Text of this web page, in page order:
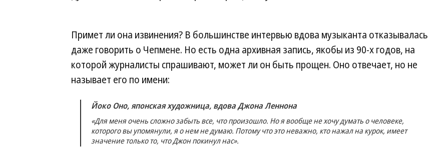
Примет ли она извинения? В большинстве интервью вдова музыканта отказывалась
даже говорить о Чепмене. Но есть одна архивная запись, якобы из 90-х годов, на
которой журналисты спрашивают, может ли он быть прощен. Оно отвечает, но не
называет его по имени:
Йоко Оно, японская художница, вдова Джона Леннона
«Для меня очень сложно забыть все, что произошло. Но я вообще не хочу думать о человеке,
которого вы упомянули, я о нем не думаю. Потому что это неважно, кто нажал на курок, имеет
значение только то, что Джон покинул нас».